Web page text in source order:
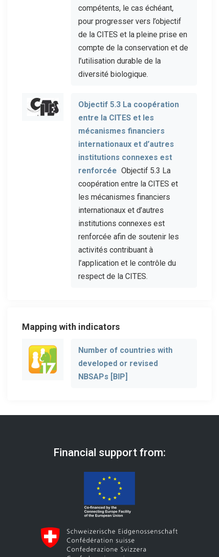
compétents, le cas échéant,
pour progresser vers l’objectif
de la CITES et la pleine prise en
compte de la conservation et de
l’utilisation durable de la
diversité biologique.
Objectif 5.3 La coopération
entre la CITES et les
mécanismes financiers
internationaux et d’autres
institutions connexes est
renforcée Objectif 5.3 La
coopération entre la CITES et
les mécanismes financiers
internationaux et d’autres
institutions connexes est
renforcée afin de soutenir les
activités contribuant à
l’application et le contrôle du
respect de la CITES.
Mapping with indicators
Number of countries with
developed or revised
NBSAPs [BIP]
Financial support from: